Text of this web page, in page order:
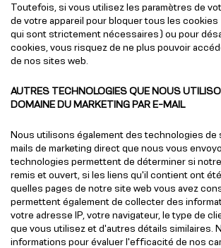
Toutefois, si vous utilisez les paramètres de
de votre appareil pour bloquer tous les
qui sont strictement nécessaires) ou pour
cookies, vous risquez de ne plus pouvoir
de nos sites web.
AUTRES TECHNOLOGIES QUE NOUS
DOMAINE DU MARKETING PAR E-MAIL
Nous utilisons également des technologies de
mails de marketing direct que nous vous
technologies permettent de déterminer si
remis et ouvert, si les liens qu'il contient ont
quelles pages de notre site web vous avez
permettent également de collecter des
votre adresse IP, votre navigateur, le type de
que vous utilisez et d'autres détails similaires.
informations pour évaluer l'efficacité de nos